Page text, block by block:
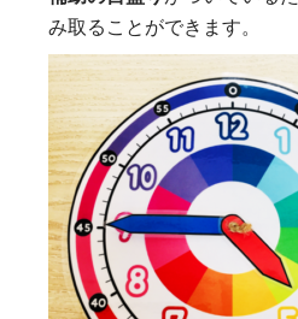
み取ることができます。